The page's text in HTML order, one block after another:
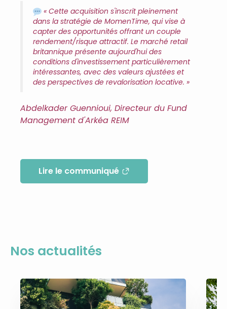
« Cette acquisition s'inscrit pleinement
dans la stratégie de MomenTime, qui vise à
capter des opportunités offrant un couple
rendement/risque attractif. Le marché retail
britannique présente aujourd'hui des
conditions d'investissement particulièrement
intéressantes, avec des valeurs ajustées et
des perspectives de revalorisation locative. »
Abdelkader Guennioui, Directeur du Fund
Management d'Arkéa REIM
Lire le communiqué
Nos actualités